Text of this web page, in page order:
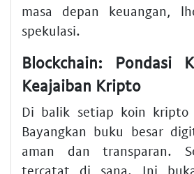
masa depan keuangan,
spekulasi.
Blockchain: Pondasi
Keajaiban Kripto
Di balik setiap koin kripto
Bayangkan buku besar
aman dan transparan.
tercatat di sana. Ini